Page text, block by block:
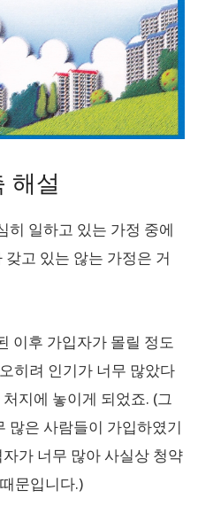
해설
히 일하고 있는 가정 중에
고 있는 않는 가정은 거
이후 가입자가 몰릴 정도
히려 인기가 너무 많았다
처지에 놓이게 되었죠. (그
많은 사람들이 가입하였기
가 너무 많아 사실상 청약
문입니다.)